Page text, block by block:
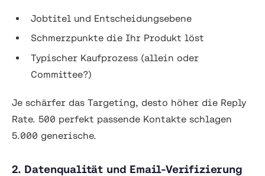
Jobtitel und Entscheidungsebene
Schmerzpunkte die Ihr Produkt löst
Typischer Kaufprozess (allein oder
Committee?)
Je schärfer das Targeting, desto höher die Reply
Rate. 500 perfekt passende Kontakte schlagen
5.000 generische.
2. Datenqualität und Email-Verifizierung